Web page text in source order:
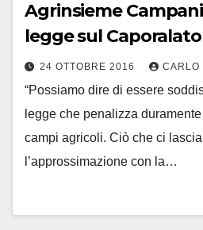
Agrinsieme
legge sul Caporalato
24 OTTOBRE 2016 CARLO
“Possiamo dire di essere
legge che penalizza
campi agricoli. Ciò che ci
l’approssimazione con la…